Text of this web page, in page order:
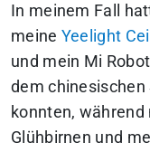
In meinem Fall
meine Yeelight
und mein Mi
dem
konnten,
Glühbirnen und